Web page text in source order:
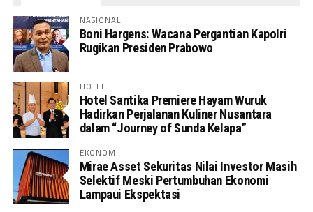
NASIONAL
Boni Hargens: Wacana Pergantian Kapolri
Rugikan Presiden Prabowo
HOTEL
Hotel Santika Premiere Hayam Wuruk
Hadirkan Perjalanan Kuliner Nusantara
dalam “Journey of Sunda Kelapa”
EKONOMI
Mirae Asset Sekuritas Nilai Investor Masih
Selektif Meski Pertumbuhan Ekonomi
Lampaui Ekspektasi